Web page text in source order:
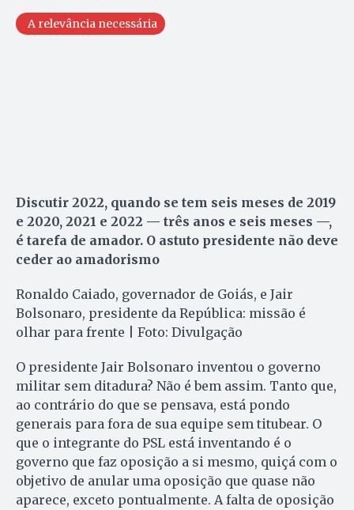
A relevância necessária
Discutir 2022, quando se tem seis meses de 2019
e 2020, 2021 e 2022 — três anos e seis meses —,
é tarefa de amador. O astuto presidente não deve
ceder ao amadorismo
Ronaldo Caiado, governador de Goiás, e Jair
Bolsonaro, presidente da República: missão é
olhar para frente | Foto: Divulgação
O presidente Jair Bolsonaro inventou o governo
militar sem ditadura? Não é bem assim. Tanto que,
ao contrário do que se pensava, está pondo
generais para fora de sua equipe sem titubear. O
que o integrante do PSL está inventando é o
governo que faz oposição a si mesmo, quiçá com o
objetivo de anular uma oposição que quase não
aparece, exceto pontualmente. A falta de oposição